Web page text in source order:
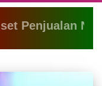
Naik?